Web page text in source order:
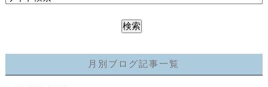
月別ブログ記事一覧